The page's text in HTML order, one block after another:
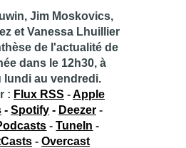
Jim Moskovics,
et Vanessa Lhuillier
de l'actualité de
dans le 12h30, à
lundi au vendredi.
: Flux RSS -Apple
- Spotify- Deezer-
-TuneIn -
- Overcast